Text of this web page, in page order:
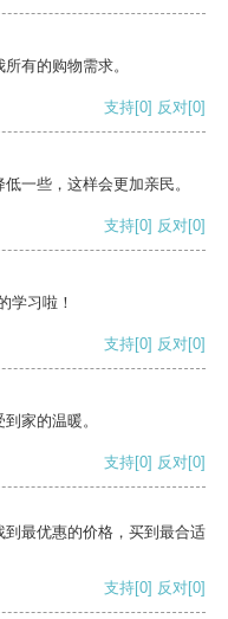
有的购物需求。
支持[0] 反对[0]
一些，这样会更加亲民。
支持[0] 反对[0]
学习啦！
支持[0] 反对[0]
家的温暖。
支持[0] 反对[0]
最优惠的价格，买到最合适
支持[0] 反对[0]